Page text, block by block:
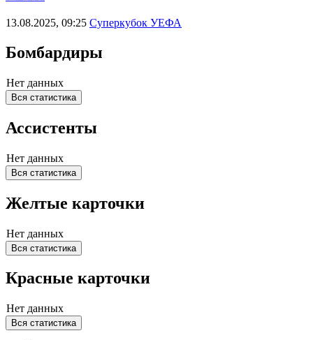
13.08.2025, 09:25 Суперкубок УЕФА
Бомбардиры
Нет данных
Вся статистика
Ассистенты
Нет данных
Вся статистика
Желтые карточки
Нет данных
Вся статистика
Красные карточки
Нет данных
Вся статистика